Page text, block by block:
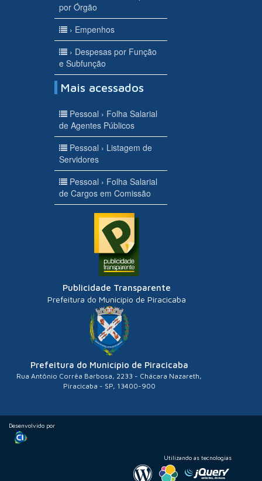
por Órgão
› Empenhos
› Despesas por Função
e Subfunção
Mais acessados
Pessoal › Folha Salarial
de Agentes Públicos
Pessoal › Listagem de
Servidores
Pessoal › Folha Salarial
de Cargos em Comissão
Publicidade Transparente
Prefeitura do Município de Piracicaba
Prefeitura do Município de Piracicaba
Rua Antônio Corrêa Barbosa, 2233 - Chácara Nazareth,
Piracicaba - SP, 13400-900
Desenvolvido por
Utilizando as tecnologias